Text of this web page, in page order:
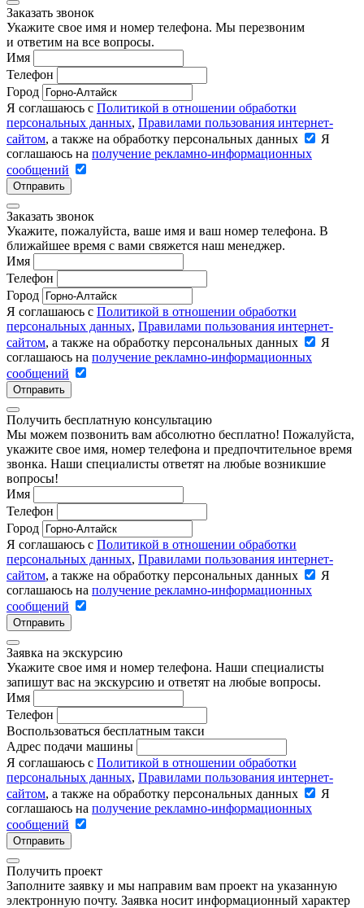
Заказать звонок
Укажите свое имя и номер телефона. Мы перезвоним
и ответим на все вопросы.
Имя
Телефон
Город
Я соглашаюсь с Политикой в отношении обработки
персональных данных, Правилами пользования интернет-
сайтом, а также на обработку персональных данных
Я
соглашаюсь на получение рекламно-информационных
сообщений
Отправить
Заказать звонок
Укажите, пожалуйста, ваше имя и ваш номер телефона. В
ближайшее время с вами свяжется наш менеджер.
Имя
Телефон
Город
Я соглашаюсь с Политикой в отношении обработки
персональных данных, Правилами пользования интернет-
сайтом, а также на обработку персональных данных
Я
соглашаюсь на получение рекламно-информационных
сообщений
Отправить
Получить бесплатную консультацию
Мы можем позвонить вам абсолютно бесплатно! Пожалуйста,
укажите свое имя, номер телефона и предпочтительное время
звонка. Наши специалисты ответят на любые возникшие
вопросы!
Имя
Телефон
Город
Я соглашаюсь с Политикой в отношении обработки
персональных данных, Правилами пользования интернет-
сайтом, а также на обработку персональных данных
Я
соглашаюсь на получение рекламно-информационных
сообщений
Отправить
Заявка на экскурсию
Укажите свое имя и номер телефона. Наши специалисты
запишут вас на экскурсию и ответят на любые вопросы.
Имя
Телефон
Воспользоваться бесплатным такси
Адрес подачи машины
Я соглашаюсь с Политикой в отношении обработки
персональных данных, Правилами пользования интернет-
сайтом, а также на обработку персональных данных
Я
соглашаюсь на получение рекламно-информационных
сообщений
Отправить
Получить проект
Заполните заявку и мы направим вам проект на указанную
электронную почту. Заявка носит информационный характер